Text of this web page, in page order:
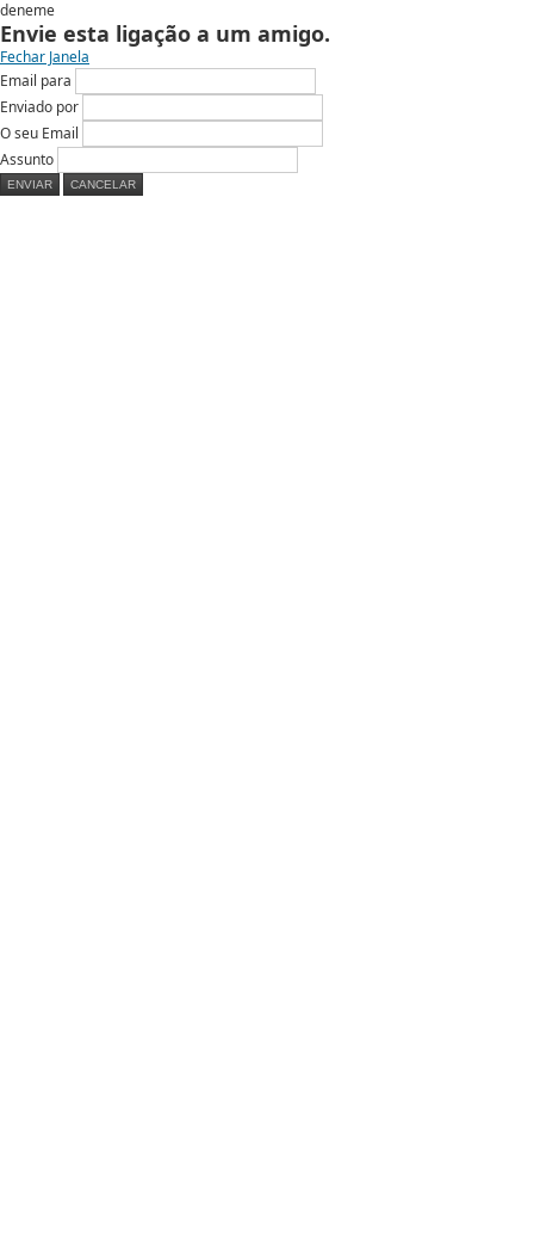
deneme
Envie esta ligação a um amigo.
Fechar Janela
Email para
Enviado por
O seu Email
Assunto
ENVIAR CANCELAR